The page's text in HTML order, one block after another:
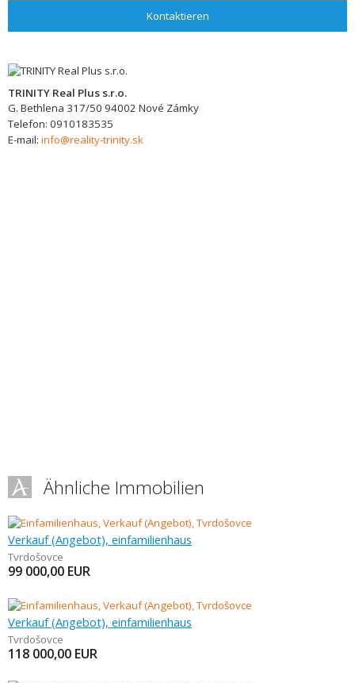
Kontaktieren
TRINITY Real Plus s.r.o.
G. Bethlena 317/50 94002 Nové Zámky
Telefon: 0910183535
E-mail: info@reality-trinity.sk
Ähnliche Immobilien
Verkauf (Angebot), einfamilienhaus
Tvrdošovce
99 000,00 EUR
Verkauf (Angebot), einfamilienhaus
Tvrdošovce
118 000,00 EUR